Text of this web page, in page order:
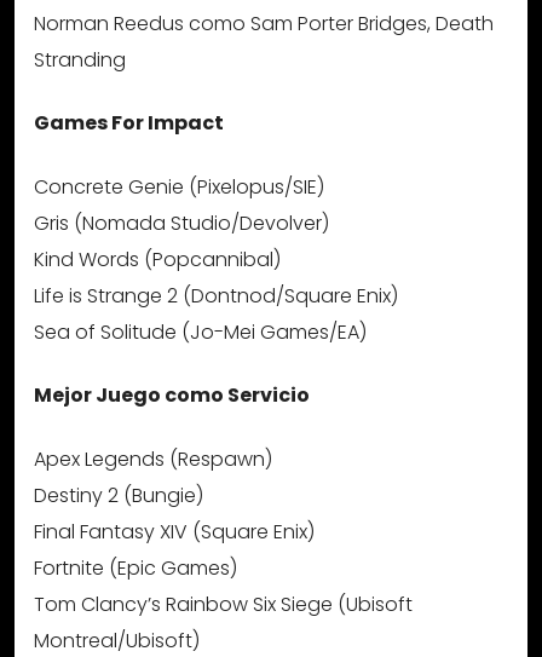
Norman Reedus como Sam Porter Bridges, Death
Stranding
Games For Impact
Concrete Genie (Pixelopus/SIE)
Gris (Nomada Studio/Devolver)
Kind Words (Popcannibal)
Life is Strange 2 (Dontnod/Square Enix)
Sea of Solitude (Jo-Mei Games/EA)
Mejor Juego como Servicio
Apex Legends (Respawn)
Destiny 2 (Bungie)
Final Fantasy XIV (Square Enix)
Fortnite (Epic Games)
Tom Clancy’s Rainbow Six Siege (Ubisoft
Montreal/Ubisoft)